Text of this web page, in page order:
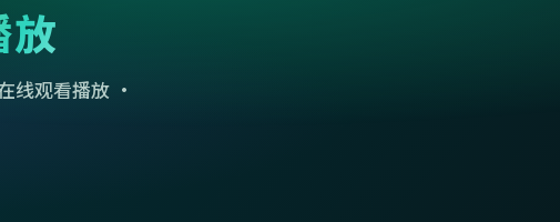
放
线观看播放 ·